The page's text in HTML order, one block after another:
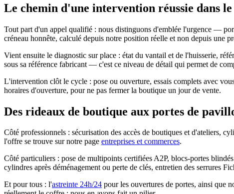
Le chemin d'une intervention réussie dans le
Tout part d'un appel qualifié : nous distinguons d'emblée l'urgence —
créneau honnête, calculé depuis notre position réelle et non depuis une
Vient ensuite le diagnostic sur place : état du vantail et de l'huisserie,
sous sa référence fabricant — c'est ce niveau de détail qui permet de
L'intervention clôt le cycle : pose ou ouverture, essais complets avec
horaires d'ouverture, pour ne pas fermer la boutique un jour de vente.
Des rideaux de boutique aux portes de
Côté professionnels : sécurisation des accès de boutiques et d'ateliers,
l'offre se trouve sur notre page entreprises et commerces.
Côté particuliers : pose de multipoints certifiées A2P, blocs-portes
cylindres après déménagement ou perte de clés, entretien des serrures
Et pour tous : l'astreinte 24h/24 pour les ouvertures de portes, ainsi que